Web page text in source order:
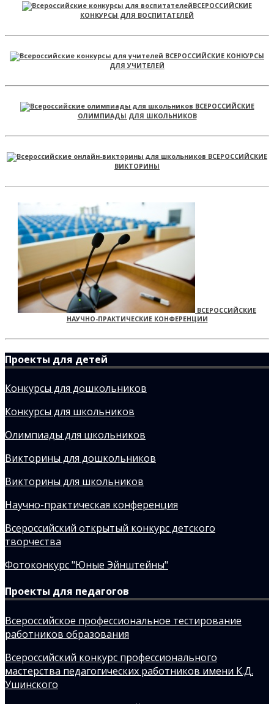
ВСЕРОССИЙСКИЕ
КОНКУРСЫ ДЛЯ ВОСПИТАТЕЛЕЙ
ВСЕРОССИЙСКИЕ КОНКУРСЫ
ДЛЯ УЧИТЕЛЕЙ
ВСЕРОССИЙСКИЕ
ОЛИМПИАДЫ ДЛЯ ШКОЛЬНИКОВ
ВСЕРОССИЙСКИЕ
ВИКТОРИНЫ
ВСЕРОССИЙСКИЕ
НАУЧНО-ПРАКТИЧЕСКИЕ КОНФЕРЕНЦИИ
Проекты для детей
Конкурсы для дошкольников
Конкурсы для школьников
Олимпиады для школьников
Викторины для дошкольников
Викторины для школьников
Научно-практическая конференция
Всероссийский открытый конкурс детского
творчества
Фотоконкурс "Юные Эйнштейны"
Проекты для педагогов
Всероссийское профессиональное тестирование
работников образования
Всероссийский конкурс профессионального
мастерства педагогических работников имени К.Д.
Ушинского